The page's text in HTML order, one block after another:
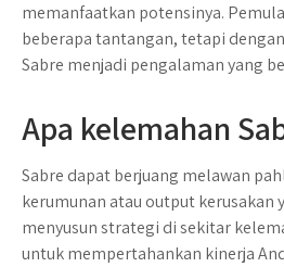
memanfaatkan potensinya.
beberapa tantangan, tetapi
Sabre menjadi pengalaman yang
Apa kelemahan
Sabre dapat berjuang melawan
kerumunan atau output kerusakan
menyusun strategi di sekitar
untuk mempertahankan kinerja